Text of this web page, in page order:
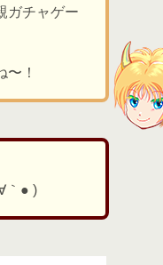
ガチャゲー
！
｀● )